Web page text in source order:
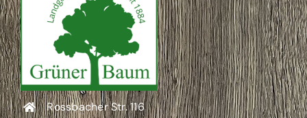
Rossbacher Str. 116